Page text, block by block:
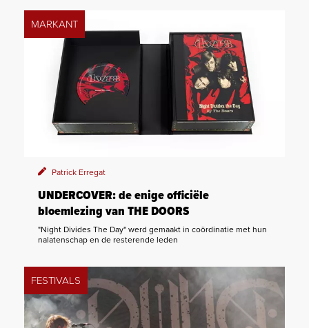
MARKANT
Patrick Erregat
UNDERCOVER: de enige officiële
bloemlezing van THE DOORS
"Night Divides The Day" werd gemaakt in coördinatie met hun
nalatenschap en de resterende leden
FESTIVALS